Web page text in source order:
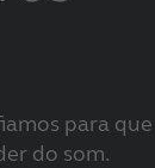
para que
do som.